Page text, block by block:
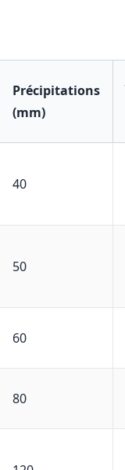
Précipitations
(mm)
40
50
60
80